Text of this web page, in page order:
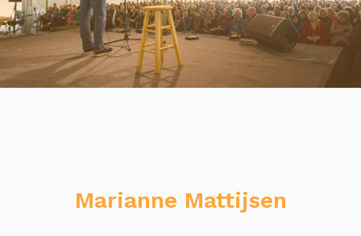
Marianne Mattijsen